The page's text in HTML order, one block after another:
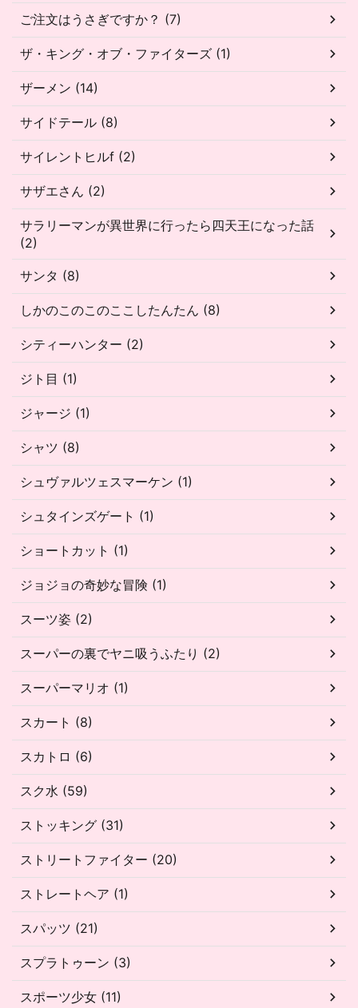
ご注文はうさぎですか？ (7)
ザ・キング・オブ・ファイターズ (1)
ザーメン (14)
サイドテール (8)
サイレントヒルf (2)
サザエさん (2)
サラリーマンが異世界に行ったら四天王になった話
(2)
サンタ (8)
しかのこのこのここしたんたん (8)
シティーハンター (2)
ジト目 (1)
ジャージ (1)
シャツ (8)
シュヴァルツェスマーケン (1)
シュタインズゲート (1)
ショートカット (1)
ジョジョの奇妙な冒険 (1)
スーツ姿 (2)
スーパーの裏でヤニ吸うふたり (2)
スーパーマリオ (1)
スカート (8)
スカトロ (6)
スク水 (59)
ストッキング (31)
ストリートファイター (20)
ストレートヘア (1)
スパッツ (21)
スプラトゥーン (3)
スポーツ少女 (11)